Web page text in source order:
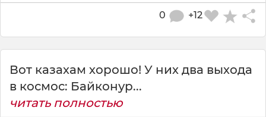
+12
0
Вот казахам хорошо! У них два выхода
в космос: Байконур...
читать полностью